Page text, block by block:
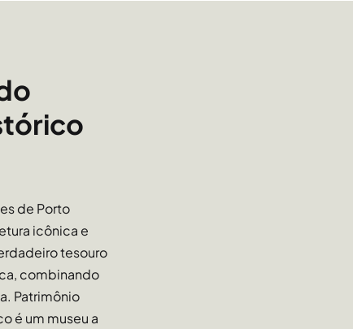
morar em um lugar cheio de cultura e tradição,
para os seus negócios porque se mantém como
tradicionais de comércio e cultura de Porto
cafés, bares e restaurantes tradicionais e vários
de Cultura Mario Quintana e outros.
de Porto
icônica e
tesouro
combinando
Patrimônio
é um museu a